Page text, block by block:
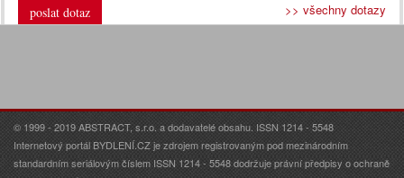
poslat dotaz >> všechny dotazy
© 1999 - 2019 ABSTRACT, s.r.o. a dodavatelé obsahu. ISSN 1214 - 5548
Internetový portál BYDLENÍ.CZ je zdrojem registrovaným pod mezinárodním
standardním seriálovým číslem ISSN 1214 - 5548 dodržuje právní předpisy o ochraně